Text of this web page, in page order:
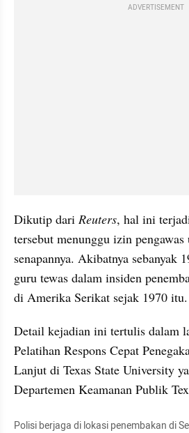
ADVERTISEMENT
Dikutip dari Reuters, hal ini
tersebut menunggu izin
senapannya. Akibatnya sebanyak
guru tewas dalam insiden
di Amerika Serikat sejak 1970 itu.
Detail kejadian ini tertulis dalam
Pelatihan Respons Cepat
Lanjut di Texas State University
Departemen Keamanan Publik
Polisi berjaga di lokasi penembakan di